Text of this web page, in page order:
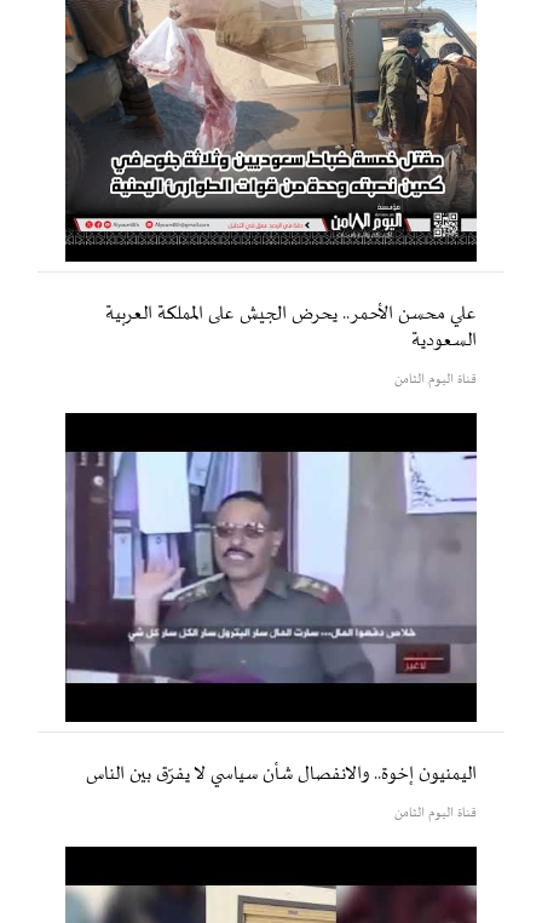
علي محسن الأحمر.. يحرض الجيش على المملكة العربية
السعودية
قناة اليوم الثامن
اليمنيون إخوة.. والانفصال شأن سياسي لا يفرّق بين الناس
قناة اليوم الثامن